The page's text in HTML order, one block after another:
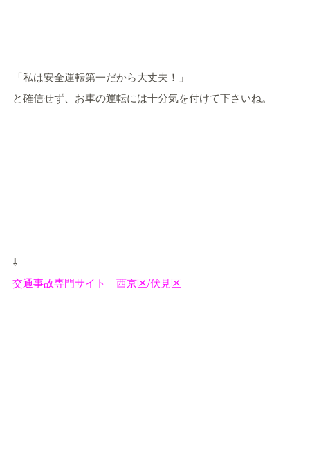
「私は安全運転第一だから大丈夫！」
と確信せず、お車の運転には十分気を付けて下さいね。
⇩
交通事故専門サイト 西京区/伏見区